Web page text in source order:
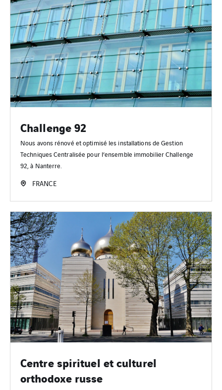
Challenge 92
Nous avons rénové et optimisé les installations de Gestion
Techniques Centralisée pour l’ensemble immobilier Challenge
92, à Nanterre.
FRANCE
Centre spirituel et culturel
orthodoxe russe